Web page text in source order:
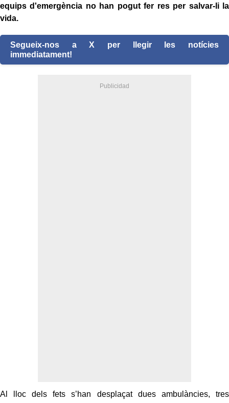
equips d'emergència no han pogut fer res per salvar-li la
vida.
Segueix-nos a X per llegir les notícies
immediatament!
Al lloc dels fets s’han desplaçat dues ambulàncies, tres